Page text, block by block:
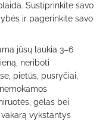
Sustiprinkite savo
ir pagerinkite savo
jūsų laukia 3–6
neriboti
pietūs, pusryčiai,
gėlas bei
vykstantys